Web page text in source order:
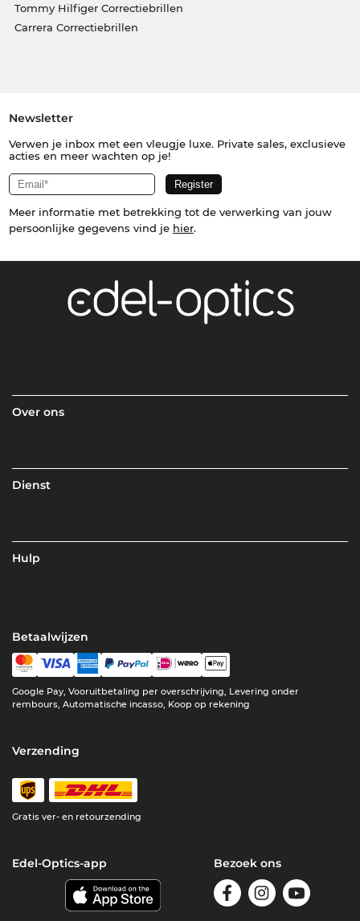
Tommy Hilfiger Correctiebrillen
Carrera Correctiebrillen
Newsletter
Verwen je inbox met een vleugje luxe. Private sales, exclusieve
acties en meer wachten op je!
Meer informatie met betrekking tot de verwerking van jouw
persoonlijke gegevens vind je hier.
Over ons
Dienst
Hulp
Betaalwijzen
Google Pay, Vooruitbetaling per overschrijving, Levering onder
rembours, Automatische incasso, Koop op rekening
Verzending
Gratis ver- en retourzending
Edel-Optics-app Bezoek ons